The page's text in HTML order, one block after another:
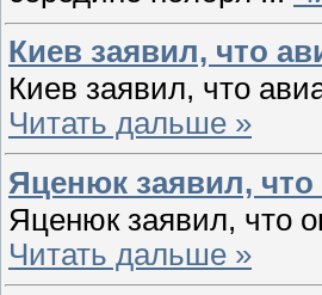
Киев заявил, что
Киев заявил, что
Читать дальше »
Яценюк заявил,
Яценюк заявил, что
Читать дальше »